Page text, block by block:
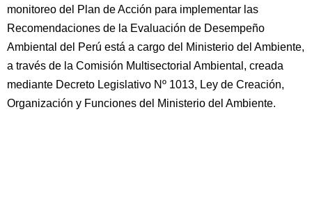
monitoreo del Plan de Acción para implementar las
Recomendaciones de la Evaluación de Desempeño
Ambiental del Perú está a cargo del Ministerio del Ambiente,
a través de la Comisión Multisectorial Ambiental, creada
mediante Decreto Legislativo Nº 1013, Ley de Creación,
Organización y Funciones del Ministerio del Ambiente.